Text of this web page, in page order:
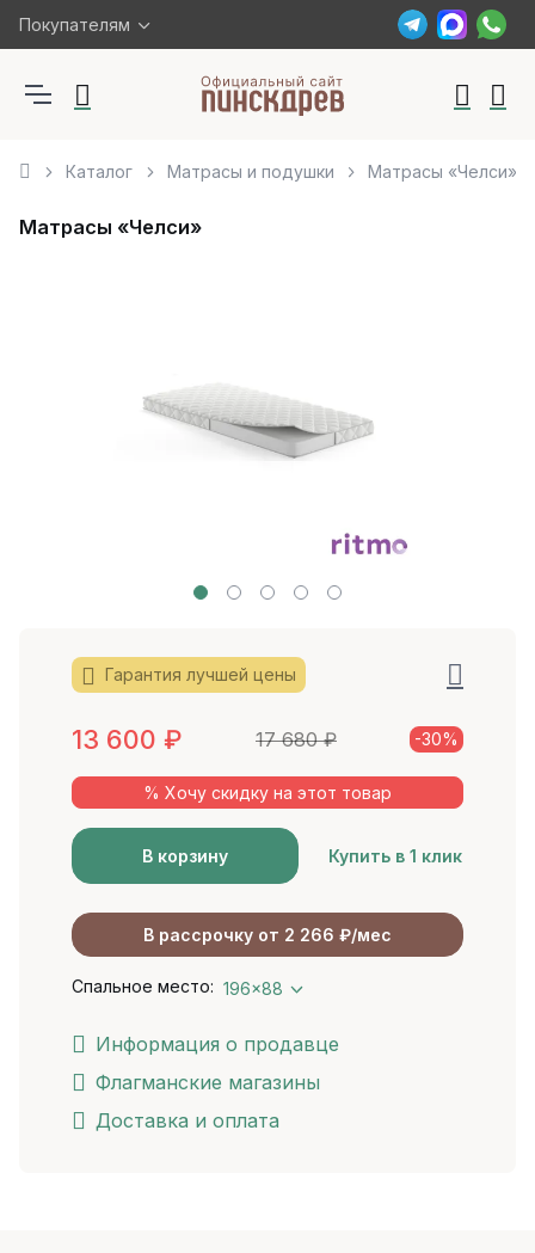
Покупателям
Каталог Матрасы и подушки Матрасы «Челси»
Матрасы «Челси»
Гарантия лучшей цены
13 600 ₽ 17 680₽ -30%
% Хочу скидку на этот товар
В корзину Купить в 1 клик
В рассрочку от 2 266 ₽/мес
Спальное место: 196x88
Информация о продавце
Флагманские магазины
Доставка и оплата